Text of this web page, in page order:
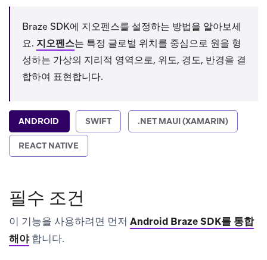
Braze SDK에 지오펜스를 설정하는 방법을 알아보세
요. 지오펜스는 특정 글로벌 위치를 중심으로 원을 형
성하는 가상의 지리적 영역으로, 위도, 경도, 반경을 결
합하여 표현합니다.
ANDROID SWIFT .NET MAUI (XAMARIN)
REACT NATIVE
필수 조건
이 기능을 사용하려면 먼저 Android Braze SDK를 통합
해야합니다.